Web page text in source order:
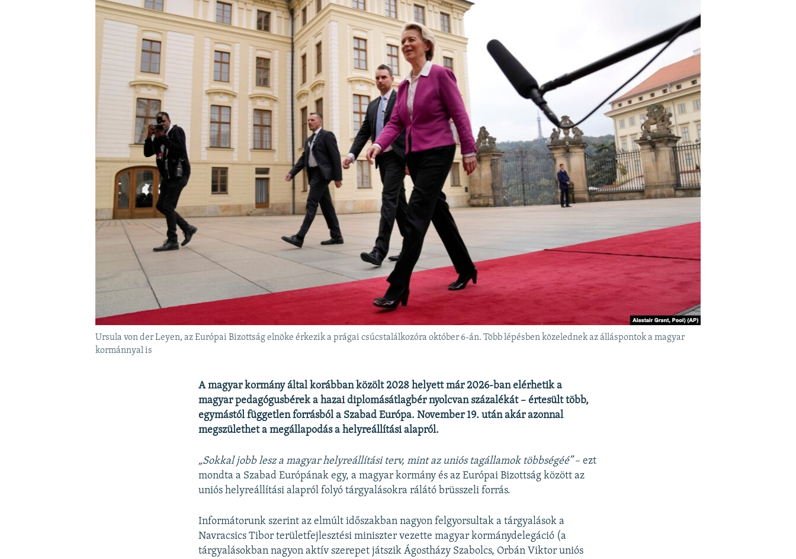
Ursula von der Leyen, az Európai Bizottság elnöke érkezik a prágai csúcstalálkozóra október 6-án. Több lépésben közelednek az álláspontok a magyar
kormánnyal is
A magyar kormány által korábban közölt 2028 helyett már 2026-ban elérhetik a
magyar pedagógusbérek a hazai diplomásátlagbér nyolcvan százalékát – értesült több,
egymástól független forrásból a Szabad Európa. November 19. után akár azonnal
megszülethet a megállapodás a helyreállítási alapról.
„Sokkal jobb lesz a magyar helyreállítási terv, mint az uniós tagállamok többségéé”– ezt
mondta a Szabad Európának egy, a magyar kormány és az Európai Bizottság között az
uniós helyreállítási alapról folyó tárgyalásokra rálátó brüsszeli forrás.
Informátorunk szerint az elmúlt időszakban nagyon felgyorsultak a tárgyalások a
Navracsics Tibor területfejlesztési miniszter vezette magyar kormánydelegáció (a
tárgyalásokban nagyon aktív szerepet játszik Ágostházy Szabolcs, Orbán Viktor uniós